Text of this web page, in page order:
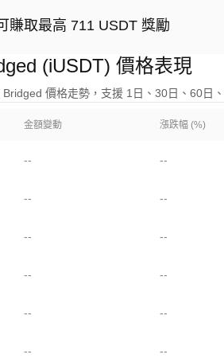
賺取最高 711 USDT 獎勵
(iUSDT) 價格表現
價格走勢，支援 1日、30日、60日
金額變動 漲跌幅 (%)
-- --
-- --
-- --
-- --
-- --
-- --